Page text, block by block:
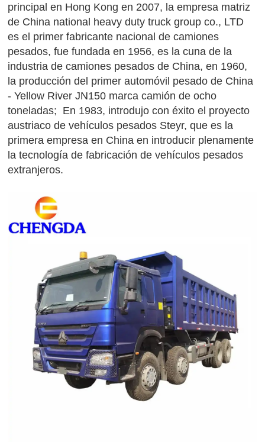
principal en Hong Kong en 2007, la empresa matriz
de China national heavy duty truck group co., LTD
es el primer fabricante nacional de camiones
pesados, fue fundada en 1956, es la cuna de la
industria de camiones pesados de China, en 1960,
la producción del primer automóvil pesado de China
- Yellow River JN150 marca camión de ocho
toneladas; En 1983, introdujo con éxito el proyecto
austriaco de vehículos pesados Steyr, que es la
primera empresa en China en introducir plenamente
la tecnología de fabricación de vehículos pesados
extranjeros.